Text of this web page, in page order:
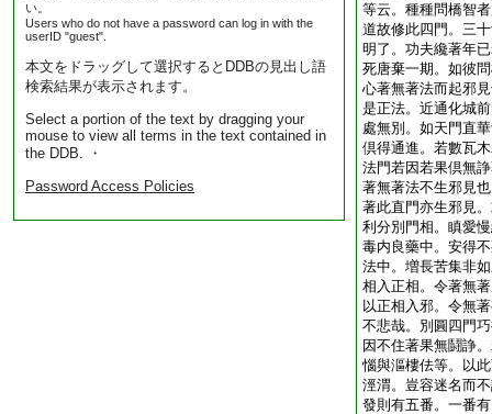
い。
Users who do not have a password can log in with the
userID "guest".
本文をドラッグして選択するとDDBの見出し語
検索結果が表示されます。
Select a portion of the text by dragging your
mouse to view all terms in the text contained in
the DDB. ・
Password Access Policies
等云。種種問橋智
道故修此四門。三
明了。功夫纔著年
死唐棄一期。如彼
心著無著法而起邪
是正法。近通化城
處無別。如天門直
倶得通進。若數瓦
法門若因若果倶無
著無著法不生邪見
著此直門亦生邪見
利分別門相。瞋愛
毒内良藥中。安得
法中。増長苦集非
相入正相。令著無
以正相入邪。令無
不悲哉。別圓四門
因不住著果無鬪諍
惱與漚樓佉等。以
涇渭。豈容迷名而
發則有五番。一番